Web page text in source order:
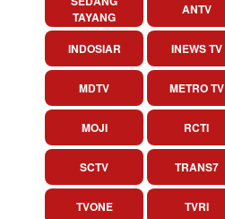
TAYANG
ANTV
INDOSIAR INEWS TV
MDTV METRO TV
MOJI RCTI
SCTV TRANS7
TVONE TVRI